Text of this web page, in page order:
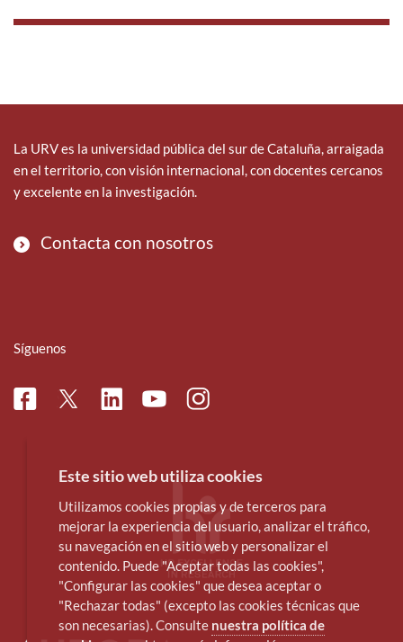
La URV es la universidad pública del sur de Cataluña, arraigada
en el territorio, con visión internacional, con docentes cercanos
y excelente en la investigación.
Contacta con nosotros
Síguenos
FacebookTwitterLinkedinYoutubeInstagram
Este sitio web utiliza cookies
Utilizamos cookies propias y de terceros para
mejorar la experiencia del usuario, analizar el tráfico,
su navegación en el sitio web y personalizar el
contenido. Puede "Aceptar todas las cookies",
"Configurar las cookies" que desea aceptar o
"Rechazar todas" (excepto las cookies técnicas que
son necesarias). Consulte nuestra política de